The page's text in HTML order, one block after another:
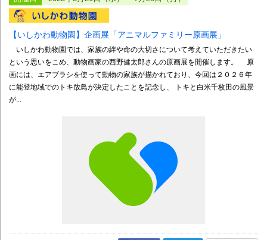
【いしかわ動物園】企画展「アニマルファミリー原画展」
いしかわ動物園では、家族の絆や命の大切さについて考えていただきたい
という思いをこめ、動物画家の西野健太郎さんの原画展を開催します。 原
画には、エアブラシを使って動物の家族が描かれており、今回は２０２６年
に能登地域でのトキ放鳥が決定したことを記念し、 トキと白米千枚田の風景
が...